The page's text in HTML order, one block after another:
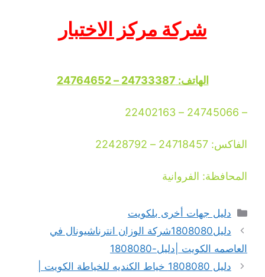
شركة مركز الاختبار
الهاتف: 24733387 – 24764652
– 24745066 – 22402163
الفاكس: 24718457 – 22428792
المحافظة: الفروانية
التصنيفات
دليل جهات أخرى بلكويت
دليل1808080شركة الوزان انترناشيونال في
العاصمه الكويت |دليل-1808080
دليل 1808080 خياط الكنديه للخياطة الكويت |